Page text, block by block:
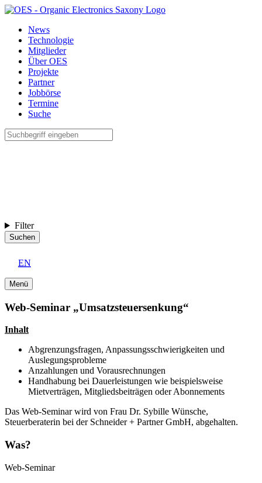
News
Technologie
Mitglieder
Über OES
Projekte
Partner
Jobbörse
Termine
Suche
Filter
Suchen
EN
Menü
Web-Seminar „Umsatzsteuersenkung“
Inhalt
Abgrenzungsfragen, Anpassungsschwierigkeiten und
Auslegungsprobleme
Anzahlungen und Vorausrechnungen
Handhabung bei Dauerleistungen wie beispielsweise
Mietverträgen, Mitgliedsbeiträgen oder Abonnements
Das Web-Seminar wird von Frau Dr. Sybille Wünsche,
Steuerberaterin bei der Schneider + Partner GmbH, abgehalten.
Was?
Web-Seminar